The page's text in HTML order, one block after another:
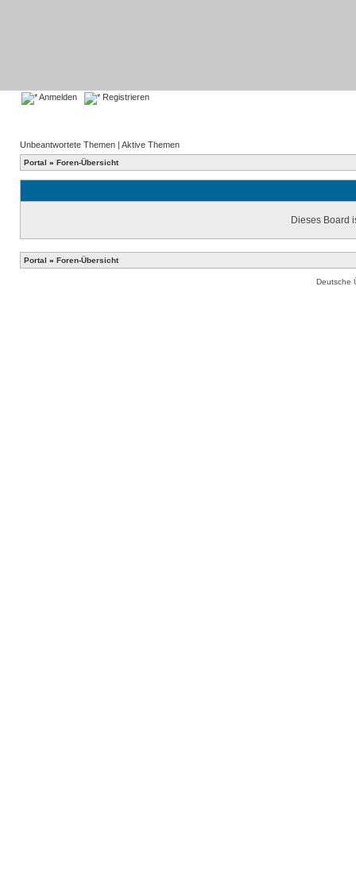
Anmelden Registrieren
Unbeantwortete Themen | Aktive Themen
Portal » Foren-Übersicht
Dieses Board
Portal » Foren-Übersicht
Deutsche